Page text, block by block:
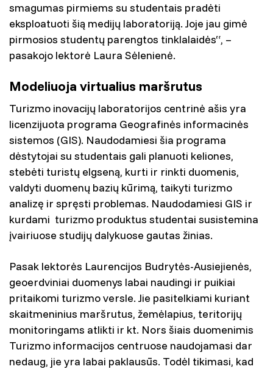
smagumas pirmiems su studentais pradėti
eksploatuoti šią medijų laboratoriją. Joje jau gimė
pirmosios studentų parengtos tinklalaidės“, –
pasakojo lektorė Laura Sėlenienė.
Modeliuoja virtualius maršrutus
Turizmo inovacijų laboratorijos centrinė ašis yra
licenzijuota programa Geografinės informacinės
sistemos (GIS). Naudodamiesi šia programa
dėstytojai su studentais gali planuoti keliones,
stebėti turistų elgseną, kurti ir rinkti duomenis,
valdyti duomenų bazių kūrimą, taikyti turizmo
analizę ir spręsti problemas. Naudodamiesi GIS ir
kurdami turizmo produktus studentai susistemina
įvairiuose studijų dalykuose gautas žinias.
Pasak lektorės Laurencijos Budrytės-Ausiejienės,
geoerdviniai duomenys labai naudingi ir puikiai
pritaikomi turizmo versle. Jie pasitelkiami kuriant
skaitmeninius maršrutus, žemėlapius, teritorijų
monitoringams atlikti ir kt. Nors šiais duomenimis
Turizmo informacijos centruose naudojamasi dar
nedaug, jie yra labai paklausūs. Todėl tikimasi, kad